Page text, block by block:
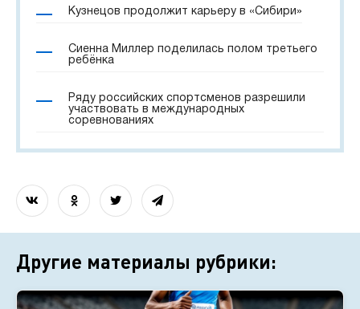
Кузнецов продолжит карьеру в «Сибири»
Сиенна Миллер поделилась полом третьего
ребёнка
Ряду российских спортсменов разрешили
участвовать в международных
соревнованиях
Другие материалы рубрики: